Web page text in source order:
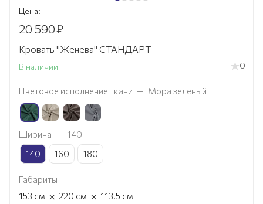
Цена:
20 590₽
Кровать "Женева" СТАНДАРТ
В наличии 0
Цветовое исполнение ткани — Мора зеленый
Ширина — 140
140
160 180
Габариты
153 см × 220 см × 113.5 см